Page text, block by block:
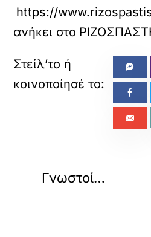
https://
ανήκει στο
Γνωστοί…